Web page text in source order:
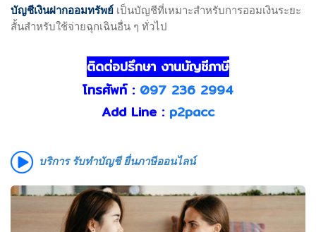
บัญชีเงินฝากออมทรัพย์ เป็นบัญชีที่เหมาะสำหรับการออมเงินระยะ
สั้นสำหรับใช้จ่ายฉุกเฉินอื่น ๆ ทั่วไป
ติดต่อปรึกษา งานบัญชีภาษี
โทรศัพท์ : 097 236 2994
Add Line : p2pacc
บริการ รับทำบัญชี ยื่นภาษีออนไลน์